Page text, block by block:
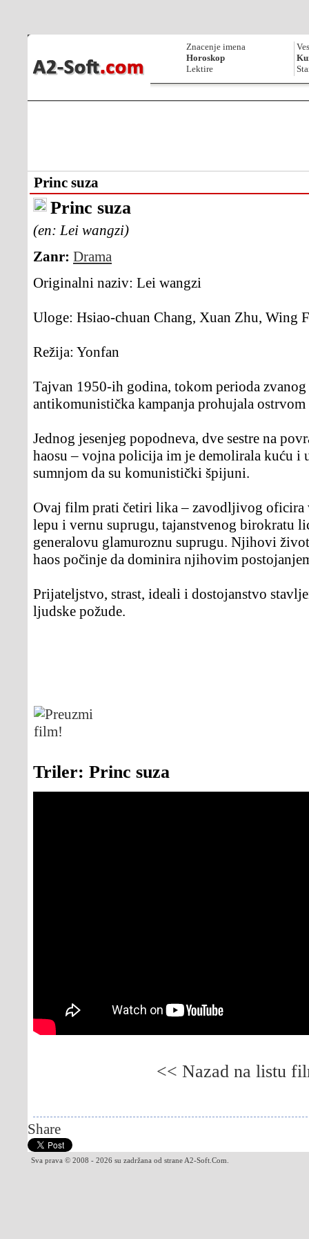
Znacenje imena
Horoskop
Lektire
Princ suza
Princ suza
(en: Lei wangzi)
Zanr: Drama
Originalni naziv: Lei wangzi
Uloge: Hsiao-chuan Chang, Xuan Zhu, Wing
Režija: Yonfan
Tajvan 1950-ih godina, tokom perioda
antikomunistička kampanja prohujala
Jednog jesenjeg popodneva, dve sestre na
haosu – vojna policija im je demolirala kuću i
sumnjom da su komunistički špijuni.
Ovaj film prati četiri lika – zavodljivog oficira
lepu i vernu suprugu, tajanstvenog birokratu
generalovu glamuroznu suprugu. Njihovi
haos počinje da dominira njihovim
Prijateljstvo, strast, ideali i dostojanstvo
ljudske požude.
Triler: Princ suza
<< Nazad na listu
Share
Sva prava © 2008 - 2026 su zadržana od strane A2-Soft.Com.